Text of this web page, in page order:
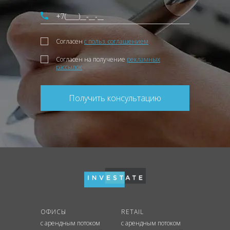
Согласен с польз. соглашением
Согласен на получение рекламных
рассылок
Получить консультацию
ОФИСЫ
с арендным потоком
RETAIL
с арендным потоком